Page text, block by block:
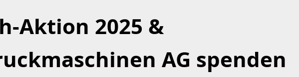
Aktion 2025 &
AG spenden